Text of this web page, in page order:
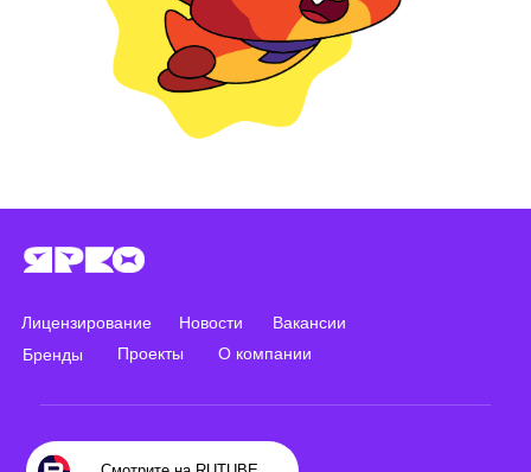
Лицензирование Новости
Вакансии
Бренды
Проекты О компании